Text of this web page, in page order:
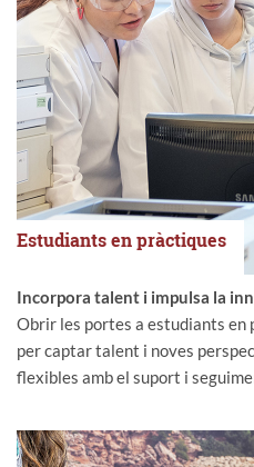
Estudiants en pràctiques
Incorpora talent i impulsa la
Obrir les portes a estudiants en
per captar talent i noves
flexibles amb el suport i